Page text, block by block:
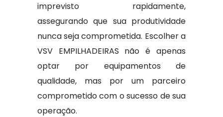
imprevisto rapidamente,
assegurando que sua produtividade
nunca seja comprometida. Escolher a
VSV EMPILHADEIRAS não é apenas
optar por equipamentos de
qualidade, mas por um parceiro
comprometido com o sucesso de sua
operação.